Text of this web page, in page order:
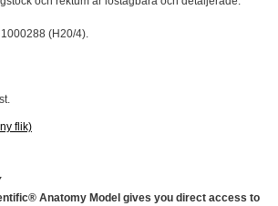
(H20/4).
flik)
Anatomy Model gives you direct access to